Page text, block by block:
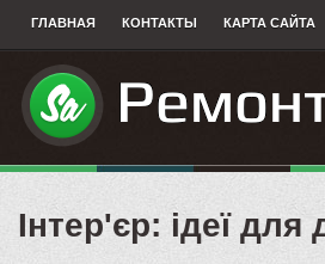
ГЛАВНАЯ КОНТАКТЫ КАРТА САЙТА
Інтер'єр: ідеї для